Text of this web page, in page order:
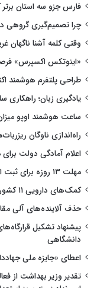
فارس جزو سه استان برتر
چرا تصمیم‌گیری گروهی
وقتی کلمه آشنا ناگهان
«اینوتکس اکسپرس»
طراحی پلتفرم هوشمند
یادگیری زبان؛ راهکاری
ساعت هوشمند اوپو
راه‌اندازی ناوگان
اعلام آمادگی دولت
مهلت ۱۳ روزه برای ثبت اطلاعات کالاهای پزشکی
کمک‌های دارویی ۱۱ کشور به ایران در دوران جنگ
حذف آلاینده‌های آلی
پیشنهاد تشکیل
دانشگاهی
اعطای «جایزه ملی
تقدیر وزیر بهداشت از